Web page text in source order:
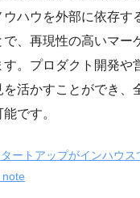
ハウを外部に依存す
、再現性の高いマー
す。プロダクト開発や
活かすことができ、
です。
ートアップがインハウス
note